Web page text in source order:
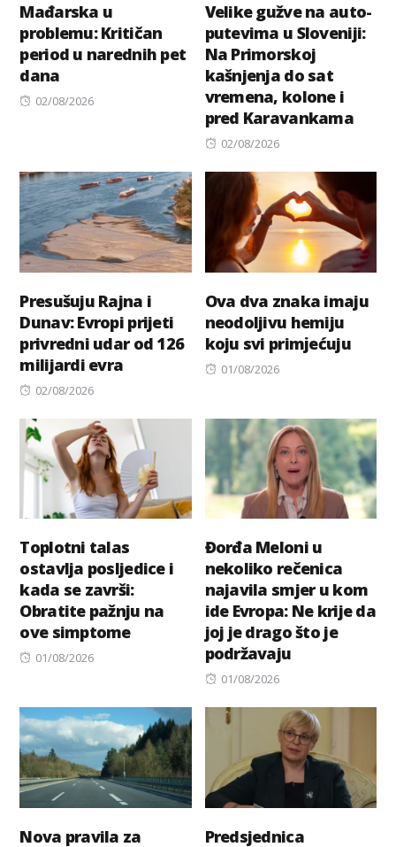
Mađarska u
problemu: Kritičan
period u narednih pet
dana
Posted
02/08/2026
Velike gužve na auto-
putevima u Sloveniji:
Na Primorskoj
kašnjenja do sat
vremena, kolone i
pred Karavankama
Posted
02/08/2026
Presušuju Rajna i
Dunav: Evropi prijeti
privredni udar od 126
milijardi evra
Posted
02/08/2026
Ova dva znaka imaju
neodoljivu hemiju
koju svi primјećuju
Posted
01/08/2026
Toplotni talas
ostavlja posljedice i
kada se završi:
Obratite pažnju na
ove simptome
Posted
01/08/2026
Đorđa Meloni u
nekoliko rečenica
najavila smjer u kom
ide Evropa: Ne krije da
joj je drago što je
podržavaju
Posted
01/08/2026
Nova pravila za
Predsjednica